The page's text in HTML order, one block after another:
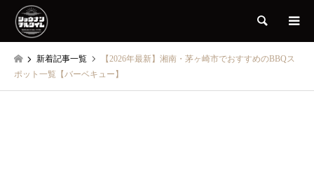
検索
新着記事一覧
【2026年最新】湘南・茅ヶ崎市でおすすめのBBQス
ポット一覧【バーベキュー】